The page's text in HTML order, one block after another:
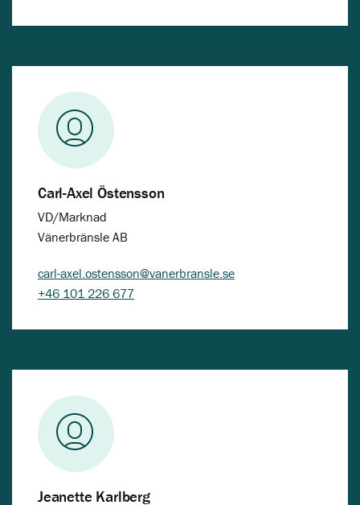
Carl-Axel Östensson
VD/Marknad
Vänerbränsle AB
carl-axel.ostensson@vanerbransle.se
+46 101 226 677
Jeanette Karlberg